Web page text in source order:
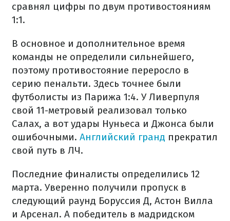
сравнял цифры по двум противостояниям
1:1.
В основное и дополнительное время
команды не определили сильнейшего,
поэтому противостояние переросло в
серию пенальти. Здесь точнее были
футболисты из Парижа 1:4. У Ливерпуля
свой 11-метровый реализовал только
Салах, а вот удары Нуньеса и Джонса были
ошибочными. Английский гранд прекратил
свой путь в ЛЧ.
Последние финалисты определились 12
марта. Уверенно получили пропуск в
следующий раунд Боруссия Д, Астон Вилла
и Арсенал. А победитель в мадридском